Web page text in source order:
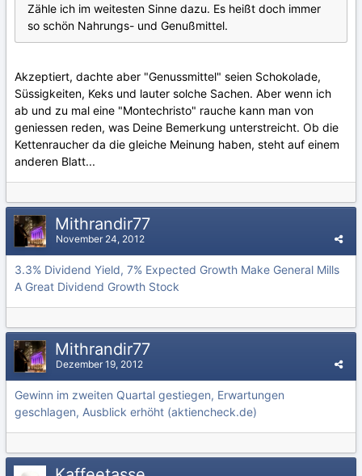
Zähle ich im weitesten Sinne dazu. Es heißt doch immer
so schön Nahrungs- und Genußmittel.
Akzeptiert, dachte aber "Genussmittel" seien Schokolade,
Süssigkeiten, Keks und lauter solche Sachen. Aber wenn ich
ab und zu mal eine "Montechristo" rauche kann man von
geniessen reden, was Deine Bemerkung unterstreicht. Ob die
Kettenraucher da die gleiche Meinung haben, steht auf einem
anderen Blatt...
Mithrandir77
November 24, 2012
3.3% Dividend Yield, 7% Expected Growth Make General Mills
A Great Dividend Growth Stock
Mithrandir77
Dezember 19, 2012
Gewinn im zweiten Quartal gestiegen, Erwartungen
geschlagen, Ausblick erhöht (aktiencheck.de)